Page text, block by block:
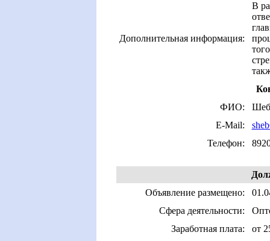
Дополнительная информация:
В
ФИО:
E-Mail:
Телефон:
Объявление размещено:
Сфера деятельности:
Заработная плата:
от